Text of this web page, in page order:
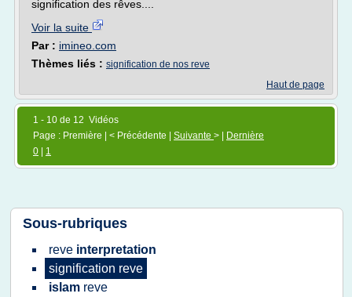
signification des rêves....
Voir la suite
Par : imineo.com
Thèmes liés : signification de nos reve
Haut de page
1 - 10 de 12 Vidéos
Page : Première | < Précédente | Suivante > |
Dernière
0
1
Sous-rubriques
reve interpretation
signification reve
islam reve